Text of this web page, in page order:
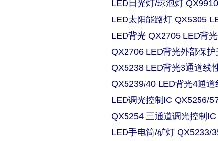
LED日光灯/球泡灯
LED太阳能路灯 QX5305
LED背光 QX2705 LED背
QX2706 LED背光外部保
QX5238 LED背光3通道线
QX5239/40 LED背光4通
LED调光控制IC QX5256/
QX5254 三通道调光控制
LED手电筒/矿灯 QX5233/